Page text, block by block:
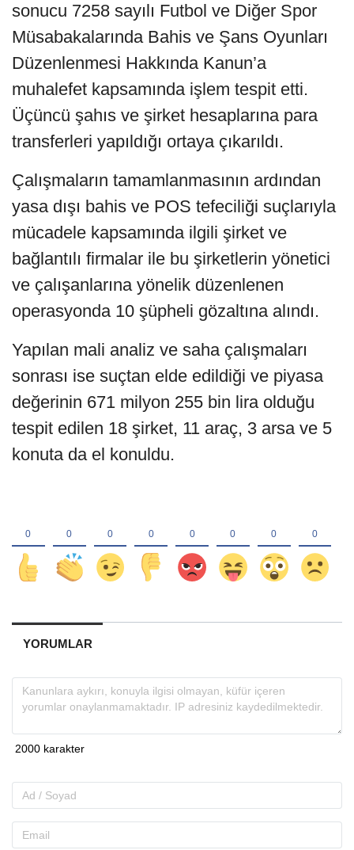
sonucu 7258 sayılı Futbol ve Diğer Spor
Müsabakalarında Bahis ve Şans Oyunları
Düzenlenmesi Hakkında Kanun’a
muhalefet kapsamında işlem tespit etti.
Üçüncü şahıs ve şirket hesaplarına para
transferleri yapıldığı ortaya çıkarıldı.
Çalışmaların tamamlanmasının ardından
yasa dışı bahis ve POS tefeciliği suçlarıyla
mücadele kapsamında ilgili şirket ve
bağlantılı firmalar ile bu şirketlerin yönetici
ve çalışanlarına yönelik düzenlenen
operasyonda 10 şüpheli gözaltına alındı.
Yapılan mali analiz ve saha çalışmaları
sonrası ise suçtan elde edildiği ve piyasa
değerinin 671 milyon 255 bin lira olduğu
tespit edilen 18 şirket, 11 araç, 3 arsa ve 5
konuta da el konuldu.
YORUMLAR